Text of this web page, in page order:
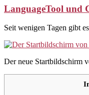
LanguageTool und
Seit wenigen Tagen gibt
Der neue Startbildschirm